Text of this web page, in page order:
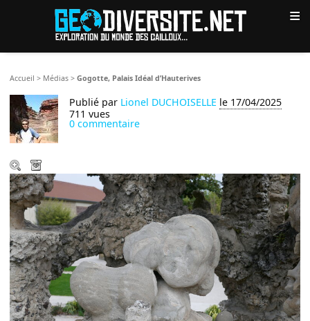
≡
Accueil > Médias >Gogotte, Palais Idéal d’Hauterives
Publié par Lionel DUCHOISELLE le 17/04/2025
711 vues
0 commentaire